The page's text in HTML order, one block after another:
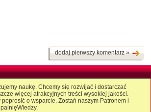
dodaj pierwszy komentarz »
naukę. Chcemy się rozwijać i dostarczać
więcej atrakcyjnych treści wysokiej jakości.
o wsparcie. Zostań naszym Patronem i